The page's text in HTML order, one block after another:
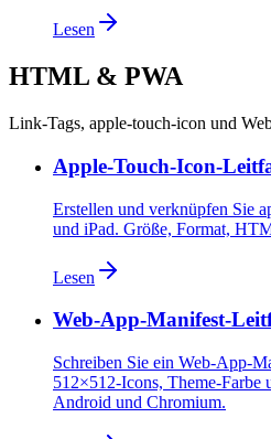
Lesen
HTML & PWA
Link-Tags, apple-touch-icon und
Apple-Touch-Icon-
Erstellen und verknüpfen Sie
und iPad. Größe, Format,
Lesen
Web-App-Manifest-
Schreiben Sie ein Web-App-
512×512-Icons, Theme-Farbe
Android und Chromium.